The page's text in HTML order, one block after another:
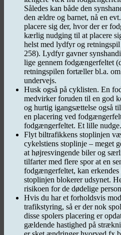
Således kan både den
den ældre og barnet, nå en
placere sig der, hvor der er
kærlig nudging til at placere
helst med lydfyr og
258). Lydfyr gavner
lige gennem fodgængerfeltet
retningspilen fortæller bl.a.
undervejs.
Husk også på cyklisten. En
medvirker foruden til en god
og hurtig igangsættelse også
en placering ved
fodgængerfeltet. Et lille
Flyt biltrafikkens stoplinjen
cykelstiens stoplinje – meget
at højresvingende biler og
tilfarter med flere spor at en
fodgængerfeltet, kan
stoplinjen blokerer udsynet.
risikoen for de dødelige
Hvis du har et forholdsvis
trafikstyring, så er der nok
disse spolers placering er
gældende hastighed på